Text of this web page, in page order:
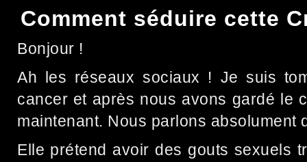
Comment séduire cette
Bonjour !
Ah les réseaux sociaux ! Je suis
cancer et après nous avons gardé le
maintenant. Nous parlons absolument
Elle prétend avoir des gouts sexuels